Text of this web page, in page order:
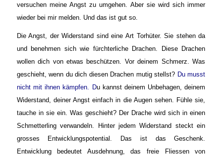
versuchen meine Angst zu umgehen. Aber sie wird sich immer
wieder bei mir melden. Und das ist gut so.
Die Angst, der Widerstand sind eine Art Torhüter. Sie stehen da
und benehmen sich wie fürchterliche Drachen. Diese Drachen
wollen dich von etwas beschützen. Vor deinem Schmerz. Was
geschieht, wenn du dich diesen Drachen mutig stellst? Du musst
nicht mit ihnen kämpfen. Du kannst deinem Unbehagen, deinem
Widerstand, deiner Angst einfach in die Augen sehen. Fühle sie,
tauche in sie ein. Was geschieht? Der Drache wird sich in einen
Schmetterling verwandeln. Hinter jedem Widerstand steckt ein
grosses Entwicklungspotential. Das ist das Geschenk.
Entwicklung bedeutet Ausdehnung, das freie Fliessen von